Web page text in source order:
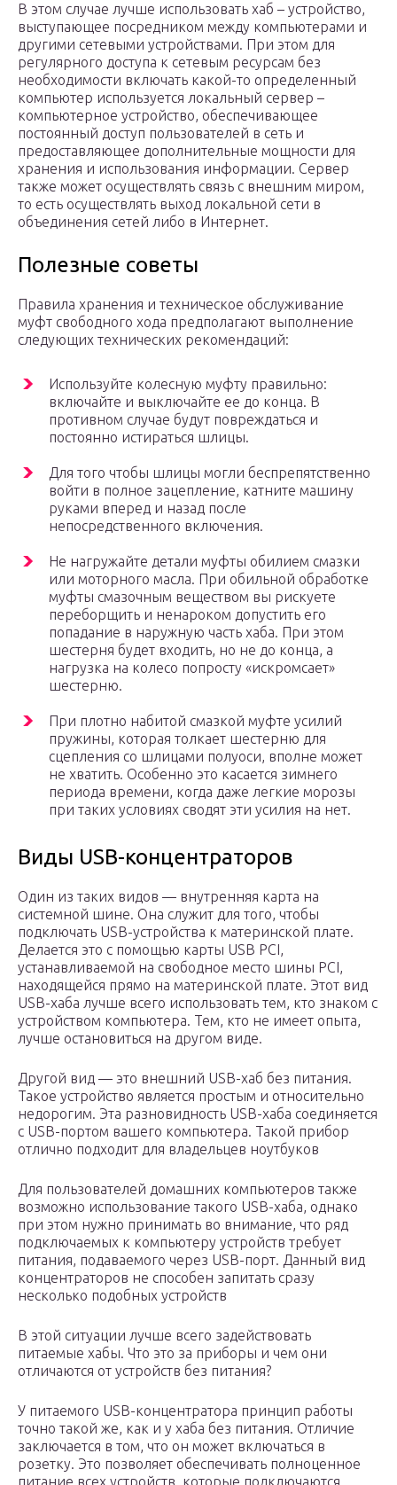
В этом случае лучше использовать хаб – устройство,
выступающее посредником между компьютерами и
другими сетевыми устройствами. При этом для
регулярного доступа к сетевым ресурсам без
необходимости включать какой-то определенный
компьютер используется локальный сервер –
компьютерное устройство, обеспечивающее
постоянный доступ пользователей в сеть и
предоставляющее дополнительные мощности для
хранения и использования информации. Сервер
также может осуществлять связь с внешним миром,
то есть осуществлять выход локальной сети в
объединения сетей либо в Интернет.
Полезные советы
Правила хранения и техническое обслуживание
муфт свободного хода предполагают выполнение
следующих технических рекомендаций:
Используйте колесную муфту правильно:
включайте и выключайте ее до конца. В
противном случае будут повреждаться и
постоянно истираться шлицы.
Для того чтобы шлицы могли беспрепятственно
войти в полное зацепление, катните машину
руками вперед и назад после
непосредственного включения.
Не нагружайте детали муфты обилием смазки
или моторного масла. При обильной обработке
муфты смазочным веществом вы рискуете
переборщить и ненароком допустить его
попадание в наружную часть хаба. При этом
шестерня будет входить, но не до конца, а
нагрузка на колесо попросту «искромсает»
шестерню.
При плотно набитой смазкой муфте усилий
пружины, которая толкает шестерню для
сцепления со шлицами полуоси, вполне может
не хватить. Особенно это касается зимнего
периода времени, когда даже легкие морозы
при таких условиях сводят эти усилия на нет.
Виды USB-концентраторов
Один из таких видов — внутренняя карта на
системной шине. Она служит для того, чтобы
подключать USB-устройства к материнской плате.
Делается это с помощью карты USB PCI,
устанавливаемой на свободное место шины PCI,
находящейся прямо на материнской плате. Этот вид
USB-хаба лучше всего использовать тем, кто знаком с
устройством компьютера. Тем, кто не имеет опыта,
лучше остановиться на другом виде.
Другой вид — это внешний USB-хаб без питания.
Такое устройство является простым и относительно
недорогим. Эта разновидность USB-хаба соединяется
с USB-портом вашего компьютера. Такой прибор
отлично подходит для владельцев ноутбуков
Для пользователей домашних компьютеров также
возможно использование такого USB-хаба, однако
при этом нужно принимать во внимание, что ряд
подключаемых к компьютеру устройств требует
питания, подаваемого через USB-порт. Данный вид
концентраторов не способен запитать сразу
несколько подобных устройств
В этой ситуации лучше всего задействовать
питаемые хабы. Что это за приборы и чем они
отличаются от устройств без питания?
У питаемого USB-концентратора принцип работы
точно такой же, как и у хаба без питания. Отличие
заключается в том, что он может включаться в
розетку. Это позволяет обеспечивать полноценное
питание всех устройств, которые подключаются